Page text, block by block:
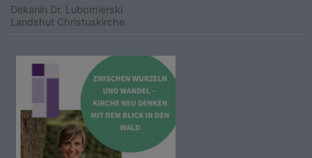
Dekanin Dr. Lubomierski
Landshut Christuskirche